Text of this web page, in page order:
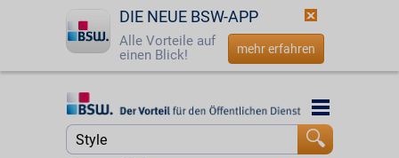
DIE NEUE BSW-APP
Alle Vorteile auf
einen Blick!
mehr erfahren
Startseite
Jetzt BSW-Mitglied werden
Startseite